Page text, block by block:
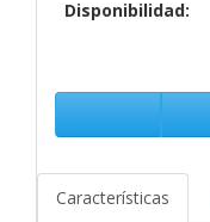
Disponibilidad:
Características